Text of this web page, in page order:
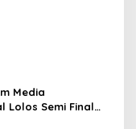
Media
Lolos Semi Final